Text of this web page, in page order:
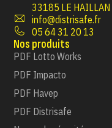
33185 LE HAILLAN
info@distrisafe.fr
05 64 31 20 13
Nos produits
PDF Lotto Works
PDF Impacto
PDF Havep
PDF Distrisafe